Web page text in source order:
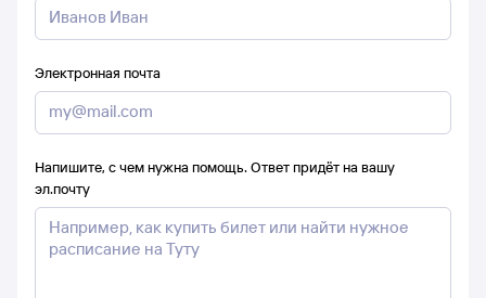
Электронная почта
Напишите, с чем нужна помощь. Ответ придёт на вашу
эл.почту